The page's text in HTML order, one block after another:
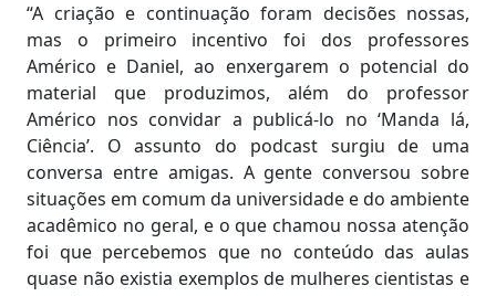
“A criação e continuação foram decisões nossas,
mas o primeiro incentivo foi dos professores
Américo e Daniel, ao enxergarem o potencial do
material que produzimos, além do professor
Américo nos convidar a publicá-lo no ‘Manda lá,
Ciência’. O assunto do podcast surgiu de uma
conversa entre amigas. A gente conversou sobre
situações em comum da universidade e do ambiente
acadêmico no geral, e o que chamou nossa atenção
foi que percebemos que no conteúdo das aulas
quase não existia exemplos de mulheres cientistas e